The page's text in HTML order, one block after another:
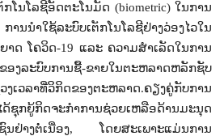
ກໂນໂລຊີອັດຕະໂນມັດ (biometric)ໃນການ
ການນຳໃຊ້ລະບົບເຕັກໂນໂລຊີຢ່າງວ່ອງໄວໃນ
າດ ໂຄວິດ-19 ແລະ ຄວາມສຳເລັດໃນການ
ງລະບົບການຊື້-ຂາຍໃນຕະຫລາດຫລັກຊັບ
ວລາທີ່ວິກິດຂອງຕະຫລາດ.ຄຽງຄູ່ກັບການ
ດ້ຊຸກຍູ້ກິດຈະກໍາການຊ່ວຍເຫລືອດ້ານມະນຸດ
ງຕໍ່ເນື່ອງ, ໂດຍສະເພາະແມ່ນການ